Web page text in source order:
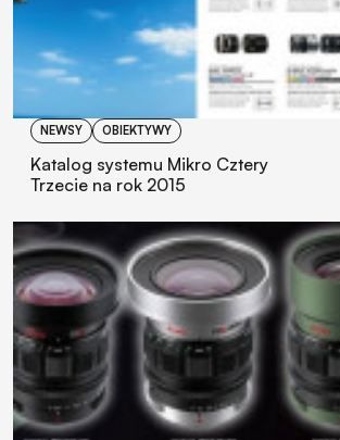
NEWSY OBIEKTYWY
Katalog systemu Mikro Cztery
Trzecie na rok 2015